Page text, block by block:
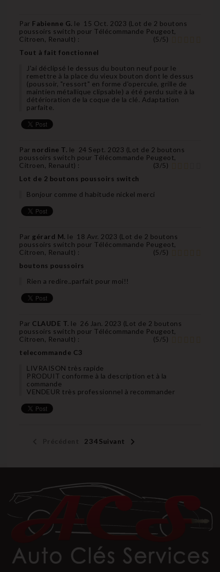
Par Fabienne G. le 15 Oct. 2023 (Lot de 2 boutons
poussoirs switch pour Télécommande Peugeot,
Citroen, Renault) : (5/5)
Tout à fait fonctionnel
J'ai déclipsé le dessus du bouton neuf pour le
remettre à la place du vieux bouton dont le dessus
(poussoir, "ressort" en forme d'opercule, grille de
maintien métallique clipsable) a été perdu suite à la
détérioration de la coque de la clé. Adaptation
parfaite.
Par nordine T. le 24 Sept. 2023 (Lot de 2 boutons
poussoirs switch pour Télécommande Peugeot,
Citroen, Renault) : (3/5)
Lot de 2 boutons poussoirs switch
Bonjour comme d habitude nickel merci
Par gérard M. le 18 Avr. 2023 (Lot de 2 boutons
poussoirs switch pour Télécommande Peugeot,
Citroen, Renault) : (5/5)
boutons poussoirs
Rien a redire..parfait pour moi!!
Par CLAUDE T. le 26 Jan. 2023 (Lot de 2 boutons
poussoirs switch pour Télécommande Peugeot,
Citroen, Renault) : (5/5)
telecommande C3
LIVRAISON très rapide
PRODUIT conforme à la description et à la
commande
VENDEUR très professionnel à recommander
234Suivant 